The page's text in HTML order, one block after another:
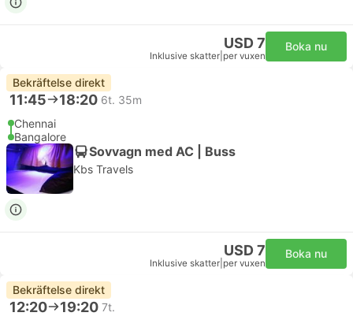
USD 7
Inklusive skatter per vuxen
Boka nu
Bekräftelse direkt
11:45 18:20 6t. 35m
Chennai
Bangalore
Sovvagn med AC | Buss
Kbs Travels
USD 7
Inklusive skatter per vuxen
Boka nu
Bekräftelse direkt
12:20 19:20 7t.